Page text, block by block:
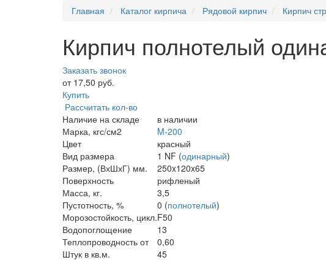
Главная
Каталог кирпича Рядовой кирпич Кирпич
Кирпич полнотелый
Заказать звонок
от 17,50 руб.
Купить
Рассчитать кол-во
Наличие на складе
в наличии
Марка, кгс/см2
M-200
Цвет
красный
Вид размера
1 NF (одинарный)
Размер, (ВхШхГ) мм.
250x120x65
Поверхность
рифленый
Масса, кг.
3,5
Пустотность, %
0 (полнотелый)
Морозостойкость, цикл.F50
Водопоглощение
13
Теплопроводность от
0,60
Штук в кв.м.
45